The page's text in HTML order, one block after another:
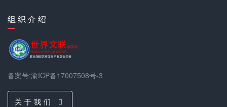
组 织 介 绍
备案号:渝ICP备17007508号-3
关 于 我 们